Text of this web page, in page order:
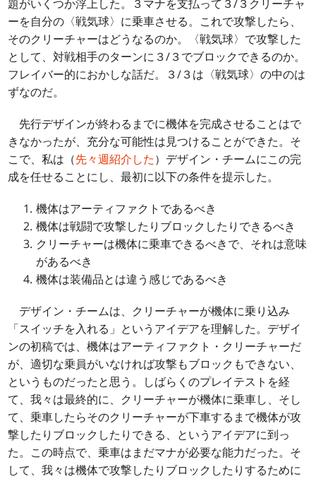
題がいくつか浮上した。３マナを支払って３/３クリーチャ
ーを自分の〈戦気球〉に乗車させる。これで攻撃したら、
そのクリーチャーはどうなるのか。〈戦気球〉で攻撃した
として、対戦相手のターンに３/３でブロックできるのか。
フレイバー的におかしな話だ。３/３は〈戦気球〉の中のは
ずなのだ。
先行デザインが終わるまでに機体を完成させることはで
きなかったが、充分な可能性は見つけることができた。そ
こで、私は（先々週紹介した）デザイン・チームにこの完
成を任せることにし、最初に以下の条件を提示した。
機体はアーティファクトであるべき
機体は戦闘で攻撃したりブロックしたりできるべき
クリーチャーは機体に乗車できるべきで、それは意味
があるべき
機体は装備品とは違う感じであるべき
デザイン・チームは、クリーチャーが機体に乗り込み
「スイッチを入れる」というアイデアを理解した。デザイ
ンの初稿では、機体はアーティファクト・クリーチャーだ
が、適切な乗員がいなければ攻撃もブロックもできない、
というものだったと思う。しばらくのプレイテストを経
て、我々は最終的に、クリーチャーが機体に乗車し、そし
て、乗車したらそのクリーチャーが下車するまで機体が攻
撃したりブロックしたりできる、というアイデアに到っ
た。この時点で、乗車はまだマナが必要な能力だった。そ
して、我々は機体で攻撃したりブロックしたりするために